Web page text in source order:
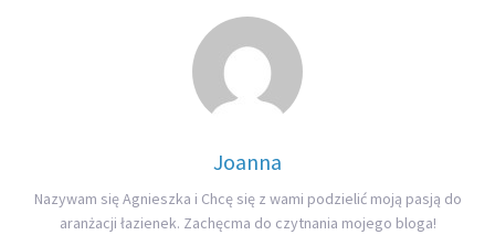
Joanna
Nazywam się Agnieszka i Chcę się z wami podzielić moją pasją do
aranżacji łazienek. Zachęcma do czytnania mojego bloga!